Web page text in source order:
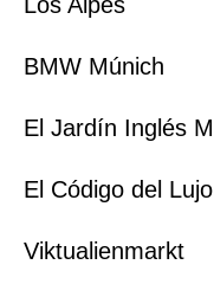
BMW Múnich
El Jardín Inglés
El Código del
Viktualienmarkt